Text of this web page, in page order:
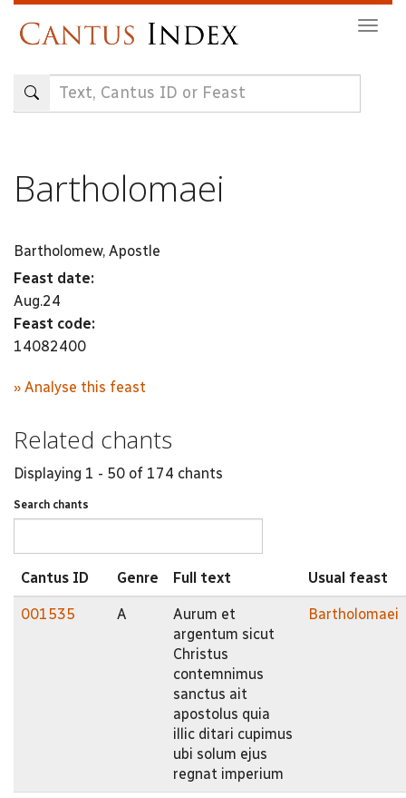
content
Bartholomaei
Bartholomew, Apostle
Feast date:
Aug.24
Feast code:
14082400
» Analyse this feast
Related chants
Displaying 1 - 50 of 174 chants
Search chants
Cantus ID Genre Full text Usual feast
001535 A
Aurum et
argentum sicut
Christus
contemnimus
sanctus ait
apostolus quia
illic ditari cupimus
ubi solum ejus
regnat imperium
Bartholomaei